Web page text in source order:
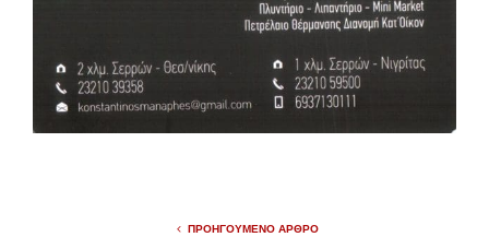
ΠΡΟΗΓΟΎΜΕΝΟ ΆΡΘΡΟ